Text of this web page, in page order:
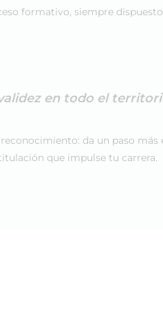
formativo, siempre
en todo el
da un paso más
que impulse tu carrera.